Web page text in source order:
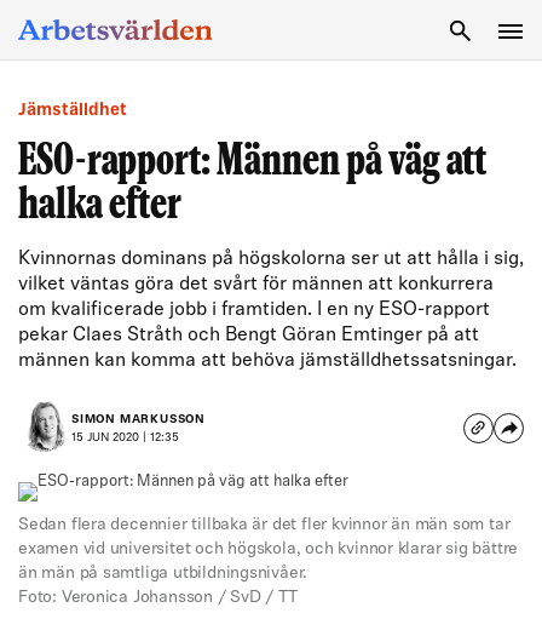
Jämställdhet
ESO-rapport: Männen på väg att
halka efter
Kvinnornas dominans på högskolorna ser ut att hålla i sig,
vilket väntas göra det svårt för männen att konkurrera
om kvalificerade jobb i framtiden. I en ny ESO-rapport
pekar Claes Stråth och Bengt Göran Emtinger på att
männen kan komma att behöva jämställdhetssatsningar.
SIMON MARKUSSON
15 JUN 2020 | 12:35
Sedan flera decennier tillbaka är det fler kvinnor än män som tar
examen vid universitet och högskola, och kvinnor klarar sig bättre
än män på samtliga utbildningsnivåer.
Foto: Veronica Johansson / SvD / TT